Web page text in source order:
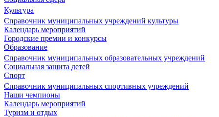
Культура
Справочник муниципальных учреждений культуры
Календарь мероприятий
Городские премии и конкурсы
Образование
Справочник муниципальных образовательных учреждений
Социальная защита детей
Спорт
Справочник муниципальных спортивных учреждений
Наши чемпионы
Календарь мероприятий
Туризм и отдых